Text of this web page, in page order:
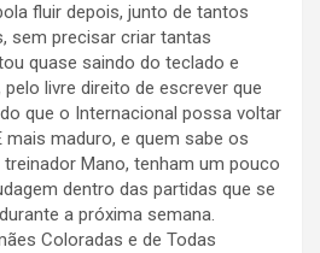
fluir depois, junto de tantos
sem precisar criar tantas
quase saindo do teclado e
livre direito de escrever que
que o Internacional possa voltar
mais maduro, e quem sabe os
Mano, tenham um pouco
dentro das partidas que se
a próxima semana.
Coloradas e de Todas